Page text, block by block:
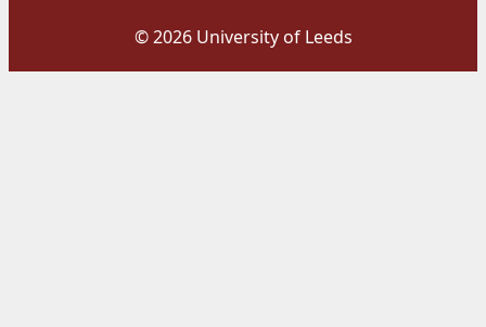
© 2026 University of Leeds